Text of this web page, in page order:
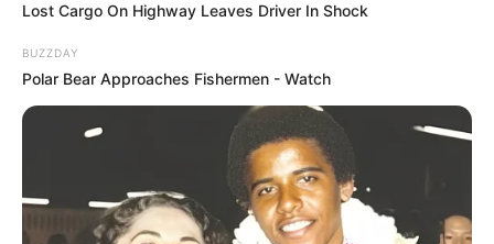
Lost Cargo On Highway Leaves Driver In Shock
BUZZDAY
Polar Bear Approaches Fishermen - Watch